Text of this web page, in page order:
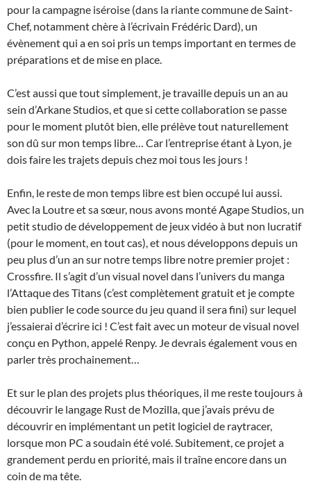
pour la campagne iséroise (dans la riante commune de Saint-
Chef, notamment chère à l’écrivain Frédéric Dard), un
évènement qui a en soi pris un temps important en termes de
préparations et de mise en place.
C’est aussi que tout simplement, je travaille depuis un an au
sein d’Arkane Studios, et que si cette collaboration se passe
pour le moment plutôt bien, elle prélève tout naturellement
son dû sur mon temps libre… Car l’entreprise étant à Lyon, je
dois faire les trajets depuis chez moi tous les jours !
Enfin, le reste de mon temps libre est bien occupé lui aussi.
Avec la Loutre et sa sœur, nous avons monté Agape Studios, un
petit studio de développement de jeux vidéo à but non lucratif
(pour le moment, en tout cas), et nous développons depuis un
peu plus d’un an sur notre temps libre notre premier projet :
Crossfire. Il s’agit d’un visual novel dans l’univers du manga
l’Attaque des Titans (c’est complètement gratuit et je compte
bien publier le code source du jeu quand il sera fini) sur lequel
j’essaierai d’écrire ici ! C’est fait avec un moteur de visual novel
conçu en Python, appelé Renpy. Je devrais également vous en
parler très prochainement…
Et sur le plan des projets plus théoriques, il me reste toujours à
découvrir le langage Rust de Mozilla, que j’avais prévu de
découvrir en implémentant un petit logiciel de raytracer,
lorsque mon PC a soudain été volé. Subitement, ce projet a
grandement perdu en priorité, mais il traîne encore dans un
coin de ma tête.